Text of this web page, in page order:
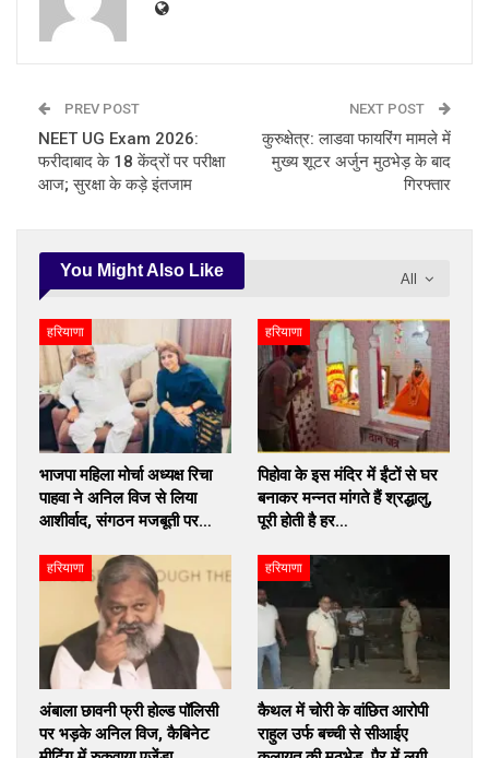
PREV POST
NEET UG Exam 2026:
फरीदाबाद के 18 केंद्रों पर परीक्षा
आज; सुरक्षा के कड़े इंतजाम
NEXT POST
कुरुक्षेत्र: लाडवा फायरिंग मामले में
मुख्य शूटर अर्जुन मुठभेड़ के बाद
गिरफ्तार
All
You Might Also Like
हरियाणा
भाजपा महिला मोर्चा अध्यक्ष रिचा
पाहवा ने अनिल विज से लिया
आशीर्वाद, संगठन मजबूती पर…
हरियाणा
पिहोवा के इस मंदिर में ईंटों से घर
बनाकर मन्नत मांगते हैं श्रद्धालु,
पूरी होती है हर…
हरियाणा
अंबाला छावनी फ्री होल्ड पॉलिसी
पर भड़के अनिल विज, कैबिनेट
हरियाणा
कैथल में चोरी के वांछित आरोपी
राहुल उर्फ बच्ची से सीआईए